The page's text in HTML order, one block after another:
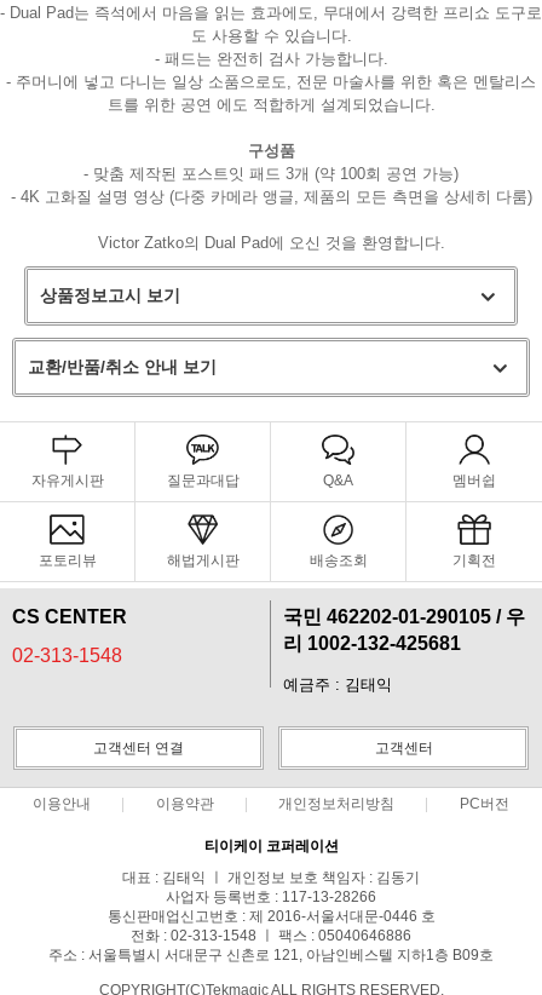
구매
- Dual Pad는 즉석에서 마음을 읽는 효과에도, 무대에서 강력한 프리쇼 도구로
도 사용할 수 있습니다.
- 패드는 완전히 검사 가능합니다.
- 주머니에 넣고 다니는 일상 소품으로도, 전문 마술사를 위한 혹은 멘탈리스
트를 위한 공연 에도 적합하게 설계되었습니다.
구성품
- 맞춤 제작된 포스트잇 패드 3개 (약 100회 공연 가능)
- 4K 고화질 설명 영상 (다중 카메라 앵글, 제품의 모든 측면을 상세히 다룸)
Victor Zatko의 Dual Pad에 오신 것을 환영합니다.
상품정보고시 보기
교환/반품/취소 안내 보기
자유게시판 질문과대답 Q&A 멤버쉽
포토리뷰 해법게시판 배송조회 기획전
CS CENTER
02-313-1548
국민 462202-01-290105 / 우
리 1002-132-425681
예금주 : 김태익
고객센터 연결 고객센터
이용안내 이용약관 개인정보처리방침 PC버전
티이케이 코퍼레이션
대표 : 김태익 ㅣ 개인정보 보호 책임자 : 김동기
사업자 등록번호 : 117-13-28266
통신판매업신고번호 : 제 2016-서울서대문-0446 호
전화 : 02-313-1548 ㅣ 팩스 : 05040646886
주소 : 서울특별시 서대문구 신촌로 121, 아남인베스텔 지하1층 B09호
COPYRIGHT(C)Tekmagic ALL RIGHTS RESERVED.